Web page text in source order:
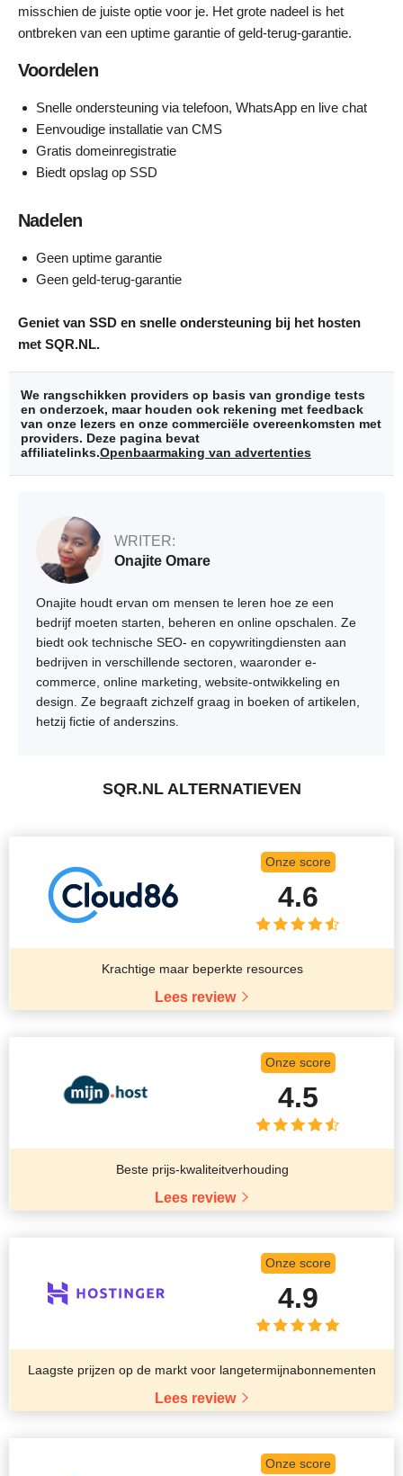
misschien de juiste optie voor je. Het grote nadeel is het
ontbreken van een uptime garantie of geld-terug-garantie.
Voordelen
Snelle ondersteuning via telefoon, WhatsApp en live chat
Eenvoudige installatie van CMS
Gratis domeinregistratie
Biedt opslag op SSD
Nadelen
Geen uptime garantie
Geen geld-terug-garantie
Geniet van SSD en snelle ondersteuning bij het hosten
met SQR.NL.
We rangschikken providers op basis van grondige tests
en onderzoek, maar houden ook rekening met feedback
van onze lezers en onze commerciële overeenkomsten met
providers. Deze pagina bevat
affiliatelinks.Openbaarmaking van advertenties
WRITER:
Onajite Omare
Onajite houdt ervan om mensen te leren hoe ze een
bedrijf moeten starten, beheren en online opschalen. Ze
biedt ook technische SEO- en copywritingdiensten aan
bedrijven in verschillende sectoren, waaronder e-
commerce, online marketing, website-ontwikkeling en
design. Ze begraaft zichzelf graag in boeken of artikelen,
hetzij fictie of anderszins.
SQR.NL ALTERNATIEVEN
Onze score
4.6
Krachtige maar beperkte resources
Lees review
Onze score
4.5
Beste prijs-kwaliteitverhouding
Lees review
Onze score
4.9
Laagste prijzen op de markt voor langetermijnabonnementen
Lees review
Onze score